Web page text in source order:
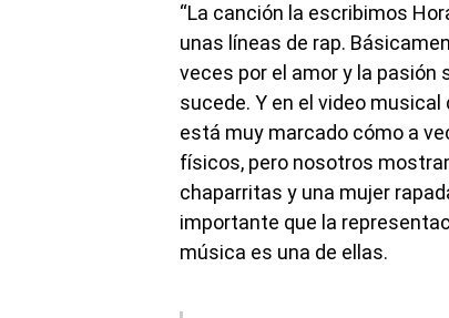
“La canción la escribimos
unas líneas de rap.
veces por el amor y la pasión
sucede. Y en el video
está muy marcado cómo a
físicos, pero nosotros
chaparritas y una mujer
importante que la
música es una de ellas.